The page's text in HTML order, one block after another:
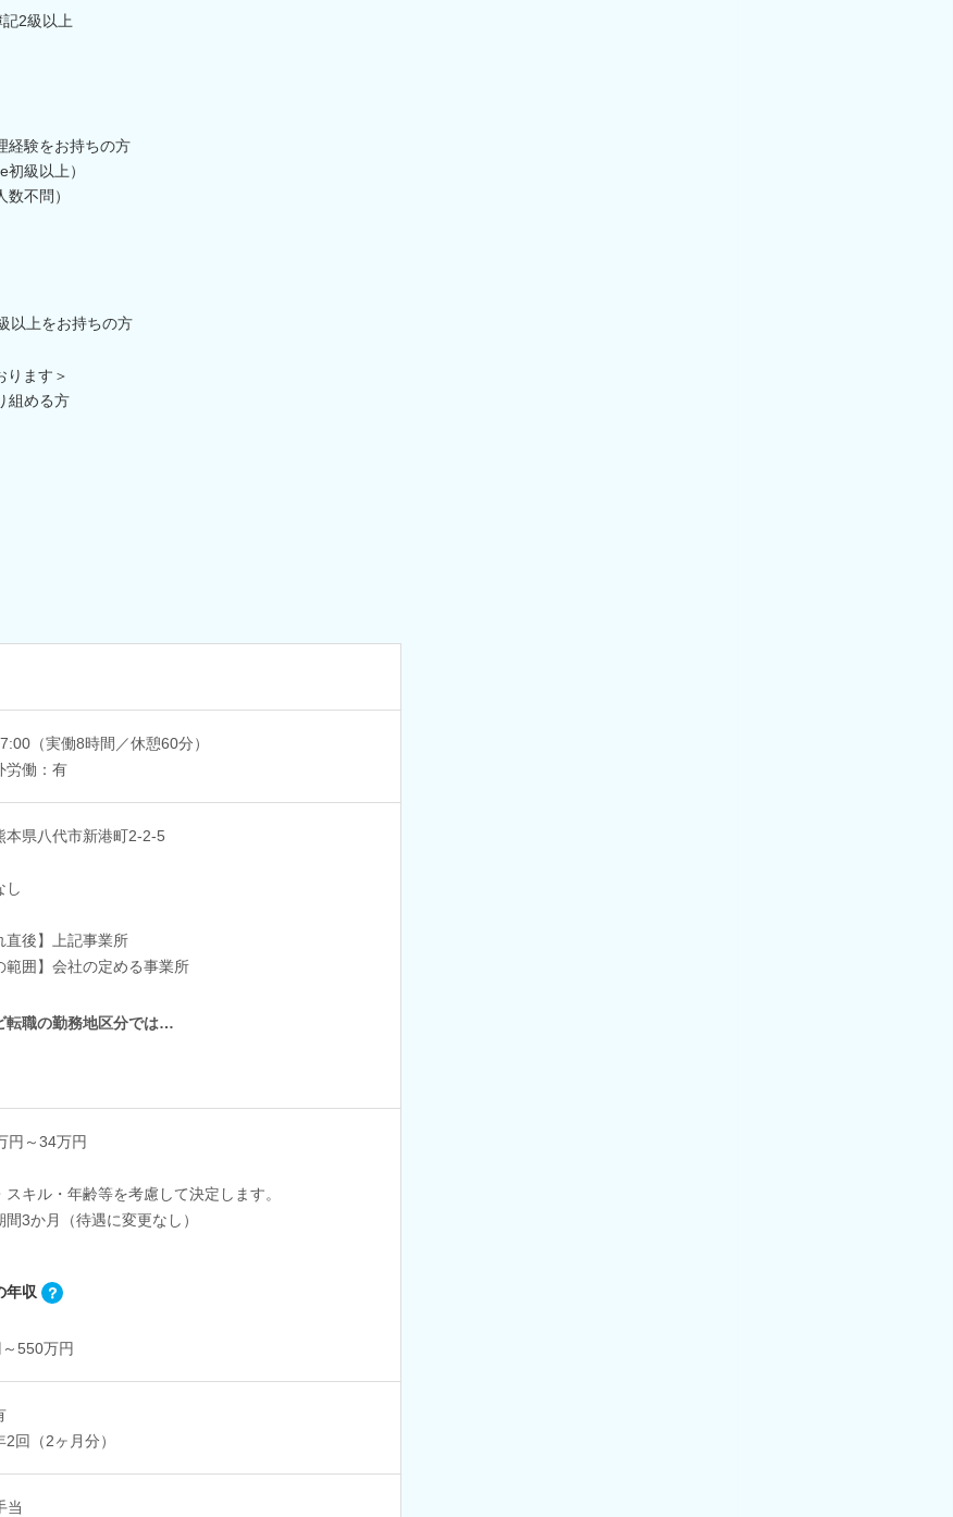
2級以上
経験をお持ちの方
級以上）
不問）
以上をお持ちの方
ります＞
組める方
（実働8時間／休憩60分）
労働：有
本県八代市新港町2-2-5
し
直後】上記事業所
範囲】会社の定める事業所
転職の勤務地区分では…
円～34万円
キル・年齢等を考慮して決定します。
3か月（待遇に変更なし）
年収
550万円
2回（2ヶ月分）
当